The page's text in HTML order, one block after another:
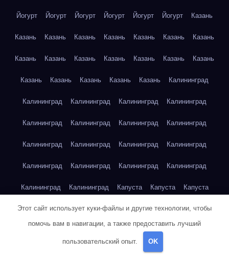
Йогурт Йогурт Йогурт Йогурт Йогурт Йогурт Казань
Казань Казань Казань Казань Казань Казань Казань
Казань Казань Казань Казань Казань Казань Казань
Казань Казань Казань Казань Казань Калининград
Калининград Калининград Калининград Калининград
Калининград Калининград Калининград Калининград
Калининград Калининград Калининград Калининград
Калининград Калининград Калининград Калининград
Калининград Калининград Капуста Капуста Капуста
Капуста Капуста Капуста Капуста Капуста Капуста
Картофель
Картофель Картофель
Этот сайт использует куки-файлы и другие технологии, чтобы
помочь вам в навигации, а также предоставить лучший
пользовательский опыт. OK